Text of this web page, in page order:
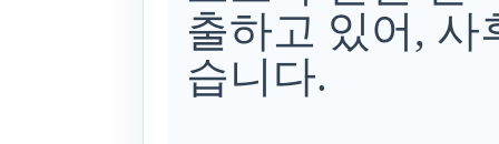
출하고 있어,
습니다.